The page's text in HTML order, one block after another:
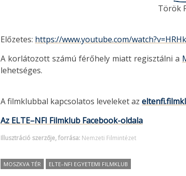
Török
Előzetes: https://www.youtube.com/
A korlátozott számú férőhely miatt regisztálni a
lehetséges.
A filmklubbal kapcsolatos leveleket az
Az ELTE–NFI Filmklub Facebook-oldala
Illusztráció szerzője, forrása: Nemzeti Filmintézet
MOSZKVA TÉR ELTE–NFI EGYETEMI FILMKLUB